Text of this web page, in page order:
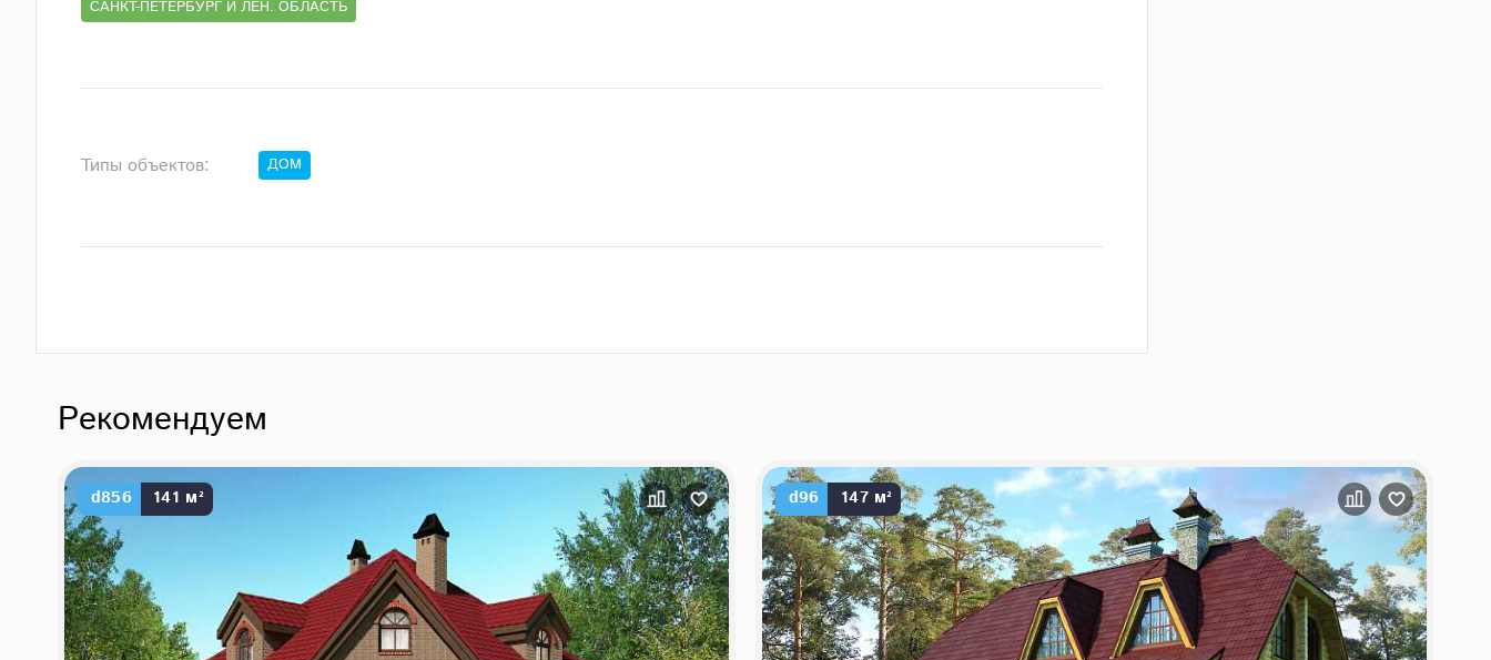
САНКТ-ПЕТЕРБУРГ И ЛЕН. ОБЛАСТЬ
Типы объектов: ДОМ
Рекомендуем
d856 141 м² d96 147 м²